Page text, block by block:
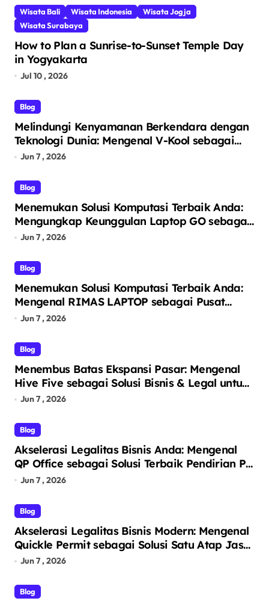
Wisata Bali Wisata Indonesia
Wisata Jogja
Wisata Surabaya
How to Plan a Sunrise-to-Sunset Temple Day
in Yogyakarta
Jul 10 , 2026
Blog
Melindungi Kenyamanan Berkendara dengan
Teknologi Dunia: Mengenal V-Kool sebagai
Pelopor Kaca Film Otomotif Premium
Jun 7 , 2026
Blog
Menemukan Solusi Komputasi Terbaik Anda:
Mengungkap Keunggulan Laptop GO sebagai
Tempat Beli Laptop Terpercaya
Jun 7 , 2026
Blog
Menemukan Solusi Komputasi Terbaik Anda:
Mengenal RIMAS LAPTOP sebagai Pusat
Ekosistem Laptop Terintegrasi
Jun 7 , 2026
Blog
Menembus Batas Ekspansi Pasar: Mengenal
Hive Five sebagai Solusi Bisnis & Legal untuk
Segala Kebutuhan Anda
Jun 7 , 2026
Blog
Akselerasi Legalitas Bisnis Anda: Mengenal
QP Office sebagai Solusi Terbaik Pendirian PT
Perorangan dan Virtual Office Prestigius
Jun 7 , 2026
Blog
Akselerasi Legalitas Bisnis Modern: Mengenal
Quickle Permit sebagai Solusi Satu Atap Jasa
Pendirian PT dan Virtual Office
Jun 7 , 2026
Blog